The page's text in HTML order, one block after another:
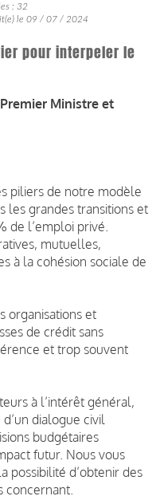
: 32
le 09 / 07 / 2024
pour interpeler le
Ministre et
piliers de notre modèle
les grandes transitions et
de l’emploi privé.
mutuelles,
à la cohésion sociale de
organisations et
de crédit sans
et trop souvent
à l’intérêt général,
dialogue civil
budgétaires
futur. Nous vous
possibilité d’obtenir des